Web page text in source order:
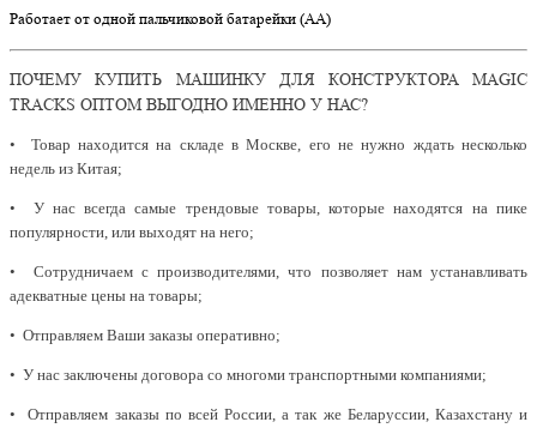
Работает от одной пальчиковой батарейки (АА)
ПОЧЕМУ КУПИТЬ МАШИНКУ ДЛЯ КОНСТРУКТОРА MAGIC
TRACKS ОПТОМ ВЫГОДНО ИМЕННО У НАС?
• Товар находится на складе в Москве, его не нужно ждать несколько
недель из Китая;
• У нас всегда самые трендовые товары, которые находятся на пике
популярности, или выходят на него;
• Сотрудничаем с производителями, что позволяет нам устанавливать
адекватные цены на товары;
• Отправляем Ваши заказы оперативно;
• У нас заключены договора со многоми транспортными компаниями;
• Отправляем заказы по всей России, а так же Беларуссии, Казахстану и